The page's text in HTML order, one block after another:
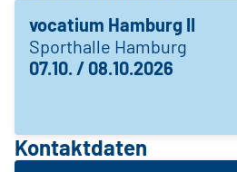
vocatium Hamburg II
Sporthalle Hamburg
07.10. / 08.10.2026
Kontaktdaten